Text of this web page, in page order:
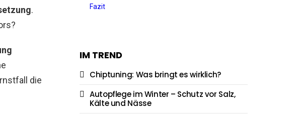
.
die
Fazit
IM TREND
Chiptuning: Was bringt es wirklich?
Autopflege im Winter – Schutz vor Salz,
Kälte und Nässe